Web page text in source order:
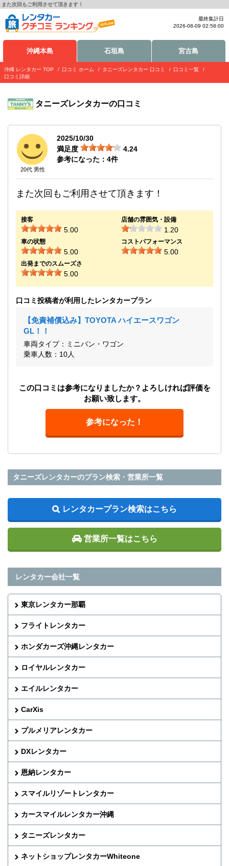
また次回もご利用させて頂きます！
最終集計日
2026-08-09 02:58:00
沖縄本島 石垣島 宮古島
沖縄 レンタカー TOP 口コミ ホーム タニーズレンタカー 口コミ
口コミ一覧
口コミ詳細
タニーズレンタカーの口コミ
20代 男性
2025/10/30
満足度
4.24
参考になった： 4件
また次回もご利用させて頂きます！
接客
5.00
店舗の雰囲気・設備
1.20
車の状態
5.00
コストパフォーマンス
5.00
出発までのスムーズさ
5.00
口コミ投稿者が利用したレンタカープラン
【免責補償込み】TOYOTA ハイエースワゴン
GL！！
車両タイプ：ミニバン・ワゴン
乗車人数：10人
この口コミは参考になりましたか？よろしければ評価を
お願い致します。
参考になった！
タニーズレンタカーのプラン検索・営業所一覧
レンタカープラン検索はこちら
営業所一覧はこちら
レンタカー会社一覧
東京レンタカー那覇
フライトレンタカー
ホンダカーズ沖縄レンタカー
ロイヤルレンタカー
エイルレンタカー
CarXis
プルメリアレンタカー
DXレンタカー
恩納レンタカー
スマイルリゾートレンタカー
カースマイルレンタカー沖縄
タニーズレンタカー
ネットショップレンタカーWhiteone